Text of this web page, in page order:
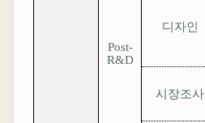
Post-
R&D
디자인
시장조사